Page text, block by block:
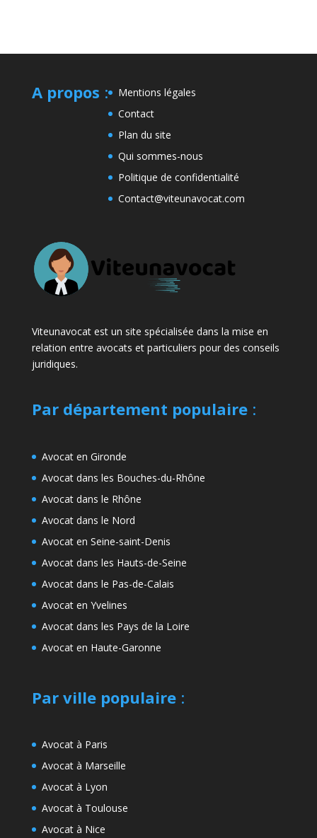
A propos :
Mentions légales
Contact
Plan du site
Qui sommes-nous
Politique de confidentialité
Contact@viteunavocat.com
Viteunavocat est un site spécialisée dans la mise en
relation entre avocats et particuliers pour des conseils
juridiques.
Par département populaire:
Avocat en Gironde
Avocat dans les Bouches-du-Rhône
Avocat dans le Rhône
Avocat dans le Nord
Avocat en Seine-saint-Denis
Avocat dans les Hauts-de-Seine
Avocat dans le Pas-de-Calais
Avocat en Yvelines
Avocat dans les Pays de la Loire
Avocat en Haute-Garonne
Par ville populaire:
Avocat à Paris
Avocat à Marseille
Avocat à Lyon
Avocat à Toulouse
Avocat à Nice